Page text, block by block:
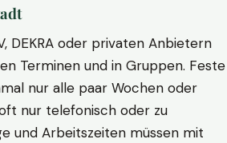
DEKRA oder privaten Anbietern
Terminen und in Gruppen. Feste
nur alle paar Wochen oder
nur telefonisch oder zu
und Arbeitszeiten müssen mit